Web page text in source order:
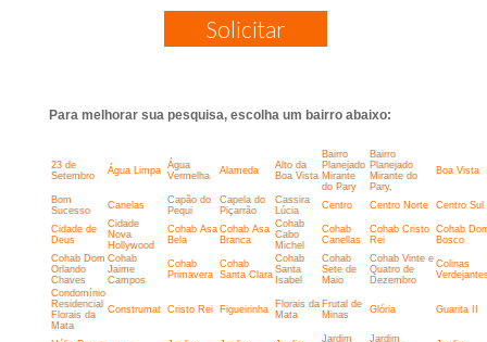
Solicitar
Para melhorar sua pesquisa, escolha um bairro abaixo:
23 de
Setembro
Água Limpa
Água
Vermelha
Alameda
Alto da
Boa Vista
Bairro
Planejado
Mirante
do Pary
Bairro
Planejado
Mirante do
Pary,
Boa Vista
Bom
Sucesso
Canelas
Capão do
Pequi
Capela do
Piçarrão
Cassira
Lúcia
Centro Centro Norte Centro Sul
Cidade de
Deus
Cidade
Nova
Hollywood
Cohab Asa
Bela
Cohab Asa
Branca
Cohab
Cabo
Michel
Cohab
Canellas
Cohab Cristo
Rei
Cohab
Bosco
Cohab Dom
Orlando
Chaves
Cohab
Jaime
Campos
Cohab
Primavera
Cohab
Santa Clara
Cohab
Santa
Isabel
Cohab
Sete de
Maio
Cohab Vinte e
Quatro de
Dezembro
Colinas
Condomínio
Residencial
Florais da
Mata
Construmat Cristo Rei Figueirinha
Florais da
Mata
Frutal de
Minas
Glória Guarita II
Jardim
Jardim